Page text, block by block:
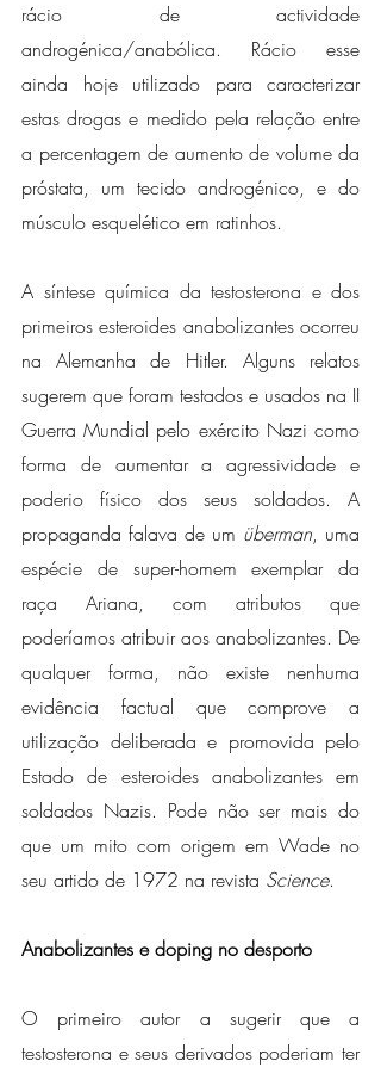
rácio de actividade
androgénica/anabólica. Rácio esse
ainda hoje utilizado para caracterizar
estas drogas e medido pela relação entre
a percentagem de aumento de volume da
próstata, um tecido androgénico, e do
músculo esquelético em ratinhos.
A síntese química da testosterona e dos
primeiros esteroides anabolizantes ocorreu
na Alemanha de Hitler. Alguns relatos
sugerem que foram testados e usados na II
Guerra Mundial pelo exército Nazi como
forma de aumentar a agressividade e
poderio físico dos seus soldados. A
propaganda falava de um überman, uma
espécie de super-homem exemplar da
raça Ariana, com atributos que
poderíamos atribuir aos anabolizantes. De
qualquer forma, não existe nenhuma
evidência factual que comprove a
utilização deliberada e promovida pelo
Estado de esteroides anabolizantes em
soldados Nazis. Pode não ser mais do
que um mito com origem em Wade no
seu artido de 1972 na revista Science.
Anabolizantes e doping no desporto
O primeiro autor a sugerir que a
testosterona e seus derivados poderiam ter